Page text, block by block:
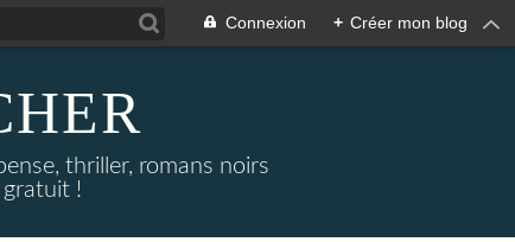
Connexion + Créer mon blog
thriller, romans noirs
!